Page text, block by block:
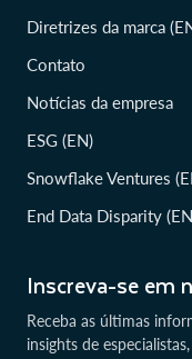
Inscreva-se em
Receba as últimas
insights de
Diretrizes da marca
Contato
Notícias da empresa
ESG (EN)
Snowflake Ventures
End Data Disparity